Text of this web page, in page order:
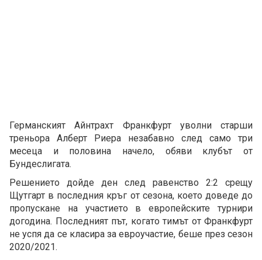
Германският Айнтрахт Франкфурт уволни старши
треньора Алберт Риера незабавно след само три
месеца и половина начело, обяви клубът от
Бундеслигата.
Решението дойде ден след равенство 2:2 срещу
Щутгарт в последния кръг от сезона, което доведе до
пропускане на участието в европейските турнири
догодина. Последният път, когато тимът от Франкфурт
не успя да се класира за евроучастие, беше през сезон
2020/2021.